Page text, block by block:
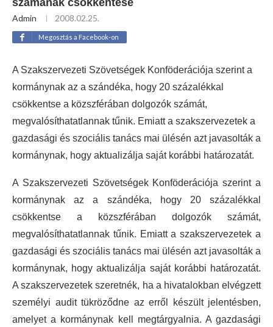
számának csökkentése
Admin 2008.02.25.
Megosztás a Facebook-on
A Szakszervezeti Szövetségek Konföderációja szerint a
kormánynak az a szándéka, hogy 20 százalékkal
csökkentse a közszférában dolgozók számát,
megvalósíthatatlannak tűnik. Emiatt a szakszervezetek a
gazdasági és szociális tanács mai ülésén azt javasolták a
kormánynak, hogy aktualizálja saját korábbi határozatát.
A Szakszervezeti Szövetségek Konföderációja szerint a
kormánynak az a szándéka, hogy 20 százalékkal
csökkentse a közszférában dolgozók számát,
megvalósíthatatlannak tűnik. Emiatt a szakszervezetek a
gazdasági és szociális tanács mai ülésén azt javasolták a
kormánynak, hogy aktualizálja saját korábbi határozatát.
A szakszervezetek szeretnék, ha a hivatalokban elvégzett
személyi audit tükröződne az erről készült jelentésben,
amelyet a kormánynak kell megtárgyalnia. A gazdasági